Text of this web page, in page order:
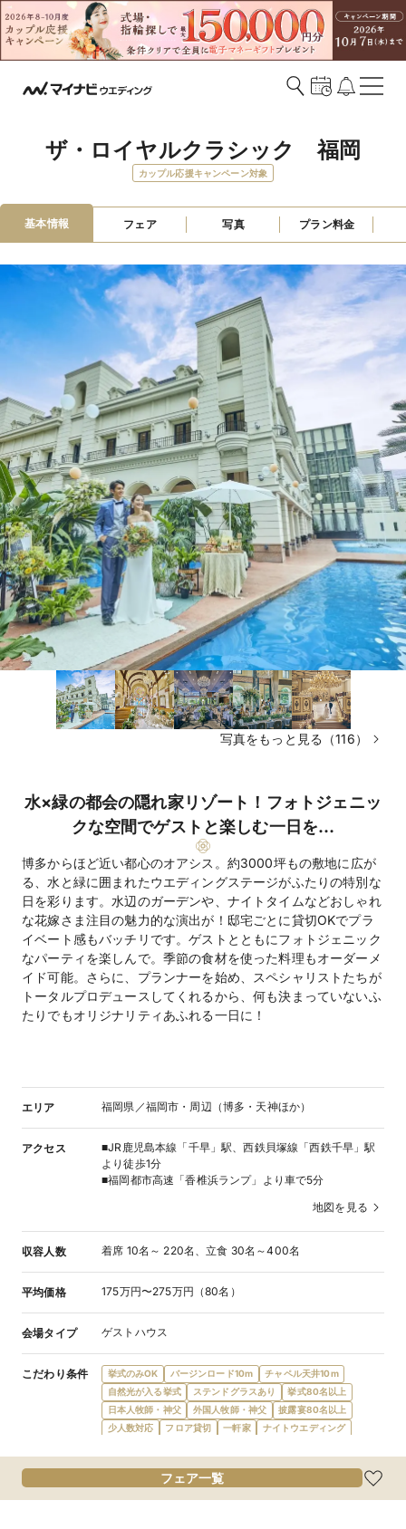
ザ・ロイヤルクラシック　福岡
カップル応援キャンペーン対象
基本情報 フェア 写真 プラン料金
写真をもっと見る（116）
水×緑の都会の隠れ家リゾート！フォトジェニッ
クな空間でゲストと楽しむ一日を…
博多からほど近い都心のオアシス。約3000坪もの敷地に広が
る、水と緑に囲まれたウエディングステージがふたりの特別な
日を彩ります。水辺のガーデンや、ナイトタイムなどおしゃれ
な花嫁さま注目の魅力的な演出が！邸宅ごとに貸切OKでプラ
イベート感もバッチリです。ゲストとともにフォトジェニック
なパーティを楽しんで。季節の食材を使った料理もオーダーメ
イド可能。さらに、プランナーを始め、スペシャリストたちが
トータルプロデュースしてくれるから、何も決まっていないふ
たりでもオリジナリティあふれる一日に！
エリア 福岡県／福岡市・周辺（博多・天神ほか）
アクセス
■JR鹿児島本線「千早」駅、西鉄貝塚線「西鉄千早」駅
より徒歩1分
■福岡都市高速「香椎浜ランプ」より車で5分
地図を見る
収容人数 着席 10名～ 220名、立食 30名～400名
平均価格 175万円〜275万円（80名）
会場タイプ ゲストハウス
こだわり条件 挙式のみOK バージンロード10m
チャペル天井10m
自然光が入る挙式
ステンドグラスあり
挙式80名以上
日本人牧師・神父
外国人牧師・神父
披露宴80名以上
少人数対応
フロア貸切 一軒家
ナイトウエディング
会費制パーティ
宿泊施設提携
プロジェクターあり
結納可
新郎新婦控室あり
フェア一覧